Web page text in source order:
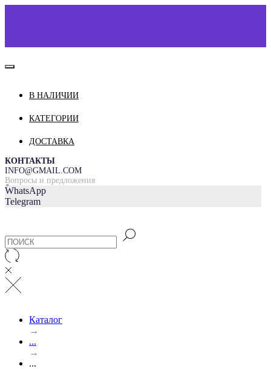
О НАС
ДОСТАВКА И ОПЛАТА
=
В НАЛИЧИИ
КАТЕГОРИИ
ДОСТАВКА
КОНТАКТЫ
INFO@GMAIL.COM
Вопросы и предложения
WhatsApp
Telegram
Каталог
→
...
→
...